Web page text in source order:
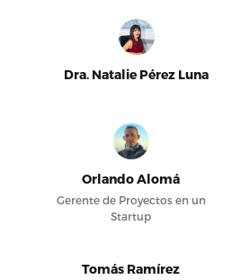
Dra. Natalie Pérez Luna
Orlando Alomá
Gerente de Proyectos en un
Startup
Tomás Ramírez